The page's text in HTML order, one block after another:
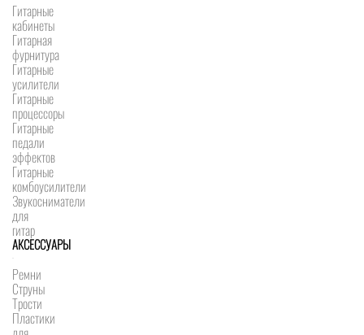
Гитарные
кабинеты
Гитарная
фурнитура
Гитарные
усилители
Гитарные
процессоры
Гитарные
педали
эффектов
Гитарные
комбоусилители
Звукосниматели
для
гитар
АКСЕССУАРЫ
Ремни
Струны
Трости
Пластики